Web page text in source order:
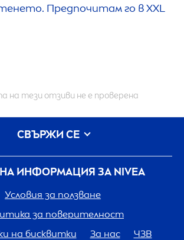
Предпочитам го в XXL
на тези отзиви не е проверена
ИНФОРМАЦИЯ ЗА NIVEA
Условия за ползване
за поверителност
на бисквитки
За нас
ЧЗВ
СВЪРЖИ СЕ